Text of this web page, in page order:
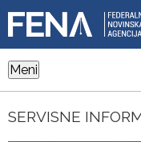
Meni
SERVISNE